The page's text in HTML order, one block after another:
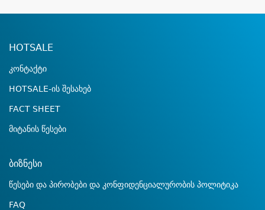
HOTSALE
კონტაქტი
HOTSALE-ის შესახებ
FACT SHEET
მიტანის წესები
ბიზნესი
წესები და პირობები და კონფიდენციალურობის პოლიტიკა
FAQ